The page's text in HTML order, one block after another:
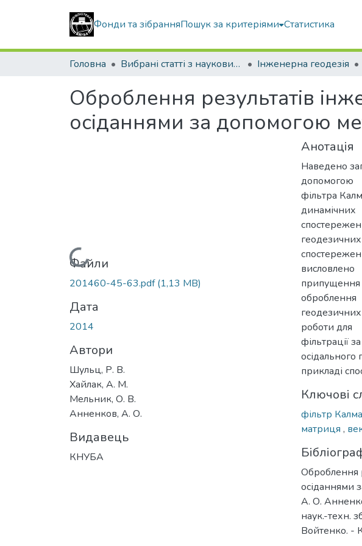
Фонди та зібранняПошук за критеріями Статистика
Головна Вибрані статті з наукових збірників КНУБА Інженерна геодезія
Оброблення результатів
осіданнями за допомогою
Вантажиться...
Файли
201460-45-63.pdf(1,13 MB)
Дата
2014
Автори
Шульц, Р. В.
Хайлак, А. М.
Мельник, О. В.
Анненков, А. О.
Видавець
КНУБА
Анотація
Наведено
допомогою
фільтра
динамічних
геодезичних
висловлено
припущення
оброблення
роботи для
фільтрації
осідального
прикладі
Ключові
фільтр
матриця ,
Оброблення
осіданнями
А. О.
наук.-техн.
Войтенко. -